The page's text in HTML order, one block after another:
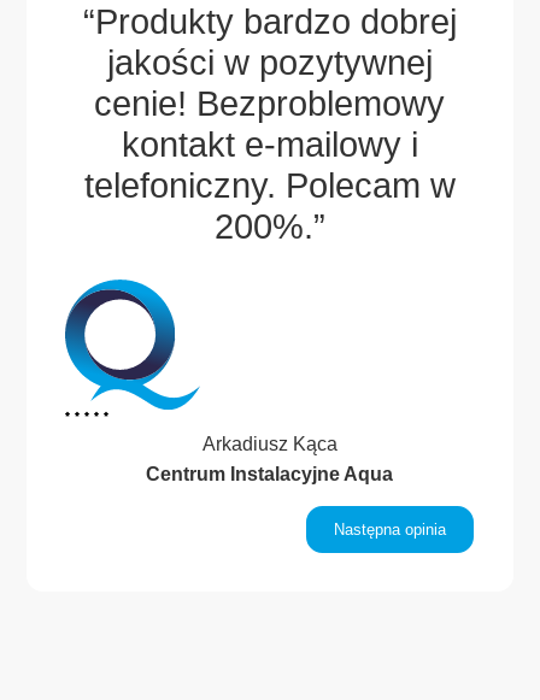
Arkadiusz Kąca
Centrum Instalacyjne Aqua
Następna opinia
“Produkty bardzo dobrej
jakości w pozytywnej
cenie! Bezproblemowy
kontakt e-mailowy i
telefoniczny. Polecam w
200%.”